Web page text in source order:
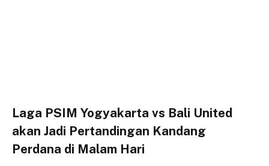
Laga PSIM Yogyakarta vs Bali United
akan Jadi Pertandingan Kandang
Perdana di Malam Hari